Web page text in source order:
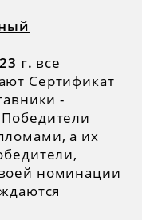
г. все
Сертификат
-
а их
номинации